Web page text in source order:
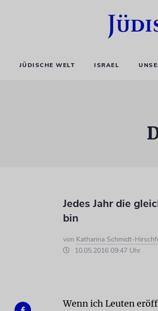
JÜDISCHE WELT ISRAEL
Jedes Jahr die
bin
von Katharina Schmidt-
10.05.2016 09:47 Uhr
Wenn ich Leuten